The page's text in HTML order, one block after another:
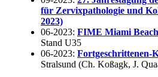
für Zervixpathologie und
2023)
06-2023: FIME Miami Beach
Stand U35
06-2023: Fortgeschrittenen-
Stralsund (Ch. Koßagk, J.